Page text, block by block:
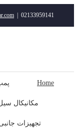
|
مکانیکال سیل
تجهیزات جانبی